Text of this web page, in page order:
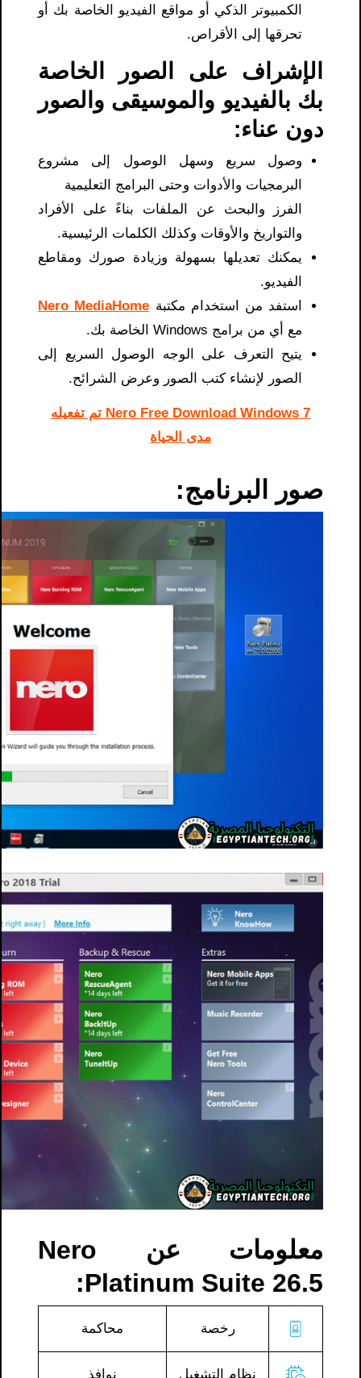
الكمبيوتر الذكي أو مواقع الفيديو الخاصة بك أو
تحرقها إلى الأقراص.
الإشراف على الصور الخاصة
بك بالفيديو والموسيقى والصور
دون عناء:
وصول سريع وسهل الوصول إلى مشروع
البرمجيات والأدوات وحتى البرامج التعليمية
الفرز والبحث عن الملفات بناءً على الأفراد
والتواريخ والأوقات وكذلك الكلمات الرئيسية.
يمكنك تعديلها بسهولة وزيادة صورك ومقاطع
الفيديو.
استفد من استخدام مكتبة Nero MediaHome
مع أي من برامج Windows الخاصة بك.
يتيح التعرف على الوجه الوصول السريع إلى
الصور لإنشاء كتب الصور وعرض الشرائح.
Nero Free Download Windows 7​ تم تفعيله
مدى الحياة
صور البرنامج:
معلومات عن Nero
Platinum Suite 26.5:
رخصة محاكمة
نظام التشغيل نوافذ